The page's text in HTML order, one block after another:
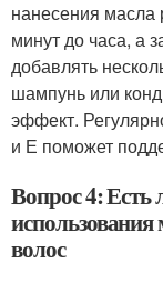
нанесения масла
минут до часа, а
добавлять
шампунь или
эффект.
и Е поможет
Вопрос 4: Есть
волос